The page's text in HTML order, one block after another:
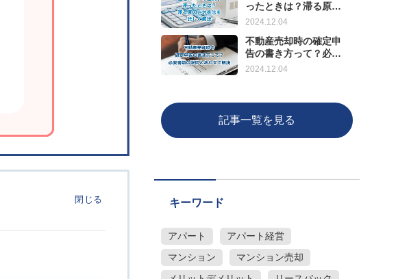
閉じる
ったときは？滞る原因
と対処法を詳しく解説
2024.12.04
不動産売却時の確定申
告の書き方って？必要
書類の説明とあわせて
2024.12.04
記事一覧を見る
キーワード
アパート
アパート経営
マンション
マンション売却